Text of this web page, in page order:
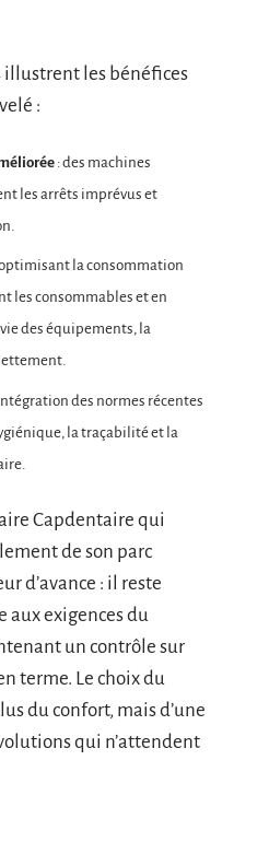
illustrent les bénéfices
:
: des machines
les arrêts imprévus et
optimisant la consommation
les consommables et en
des équipements, la
des normes récentes
la traçabilité et la
Capdentaire qui
de son parc
d’avance : il reste
aux exigences du
un contrôle sur
terme. Le choix du
du confort, mais d’une
qui n’attendent